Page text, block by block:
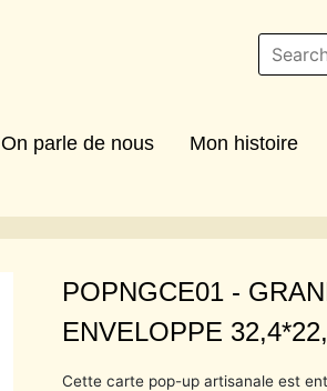
On parle de nous Mon histoire
POPNGCE01 -
ENVELOPPE
Cette carte pop-up artisanale est